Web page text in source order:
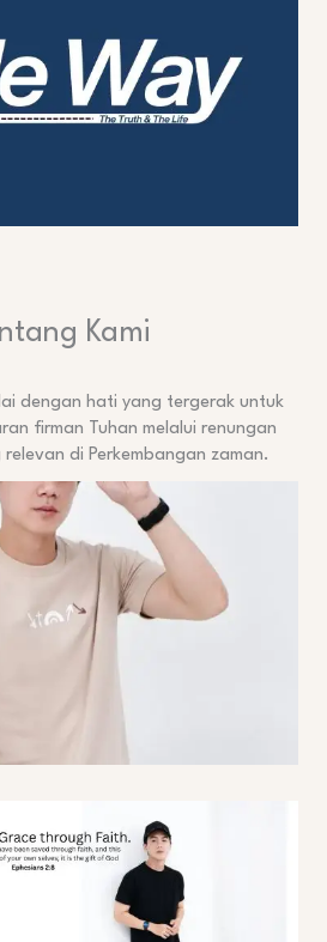
Kami
dengan hati yang tergerak untuk
firman Tuhan melalui renungan
di Perkembangan zaman.